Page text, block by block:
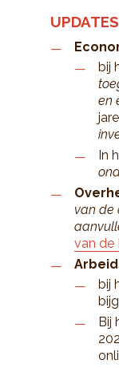
UPDATES
bij
en
In
van de
van de
bij
Bij